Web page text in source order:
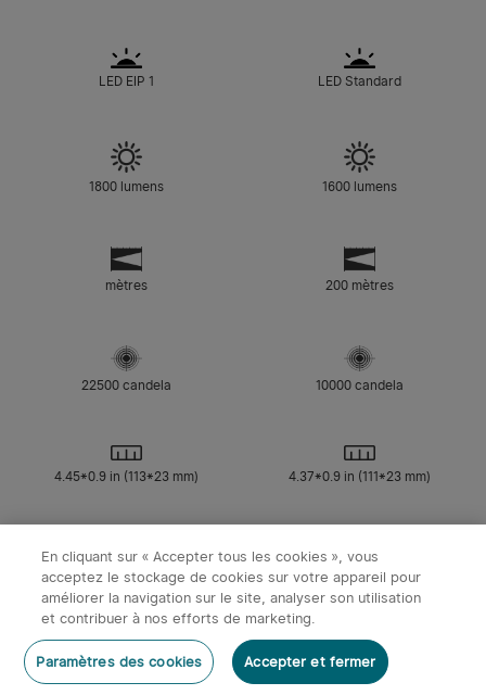
Olight Baton Ultra | Lampe Torche
Haut de gamme Puissante 1800 lm
USB-C Rechargeable
119,95€
Vert olive CW(5700K~6700K) x1119,95€
Ajouter au panier Acheter maintenant Acheter sur Amazon
LED EIP 1 LED Standard
1800 lumens 1600 lumens
mètres 200 mètres
22500 candela 10000 candela
4.45*0.9 in (113*23 mm) 4.37*0.9 in (111*23 mm)
Max. 100 jours Max. 100 jours
En cliquant sur « Accepter tous les cookies », vous
acceptez le stockage de cookies sur votre appareil pour
améliorer la navigation sur le site, analyser son utilisation
et contribuer à nos efforts de marketing.
Paramètres des cookies Accepter et fermer